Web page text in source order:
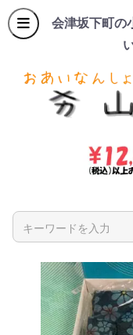
会津坂下町の
商品名やキーワード